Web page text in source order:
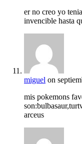
er no creo yo
invencible hasta
miguel on
mis pokemons
arceus